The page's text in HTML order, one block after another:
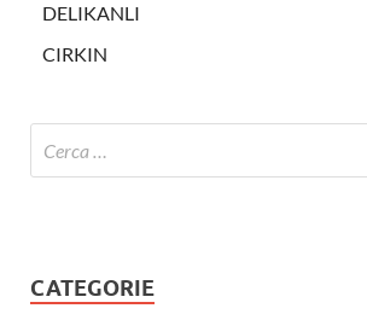
DELIKANLI
CIRKIN
CATEGORIE